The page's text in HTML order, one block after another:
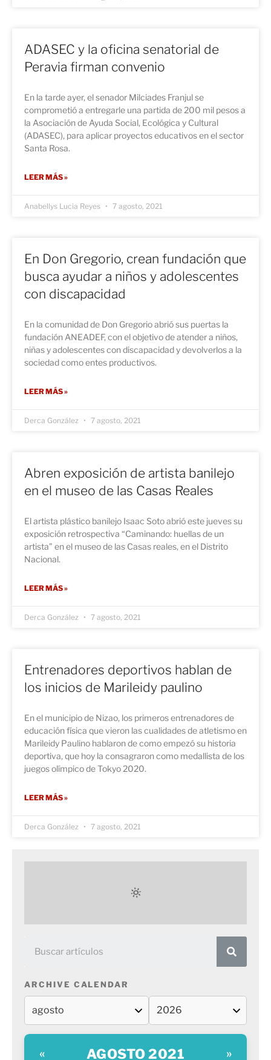
ADASEC y la oficina senatorial de
Peravia firman convenio
En la tarde ayer, el senador Milciades Franjul se
comprometió a entregarle una partida de 200 mil pesos a
la Asociación de Ayuda Social, Ecológica y Cultural
(ADASEC), para aplicar proyectos educativos en el sector
Santa Rosa.
LEER MÁS »
Anabellys Lucia Reyes 7 agosto, 2021
En Don Gregorio, crean fundación que
busca ayudar a niños y adolescentes
con discapacidad
En la comunidad de Don Gregorio abrió sus puertas la
fundación ANEADEF, con el objetivo de atender a niños,
niñas y adolescentes con discapacidad y devolverlos a la
sociedad como entes productivos.
LEER MÁS »
Derca González 7 agosto, 2021
Abren exposición de artista banilejo
en el museo de las Casas Reales
El artista plástico banilejo Isaac Soto abrió este jueves su
exposición retrospectiva “Caminando: huellas de un
artista” en el museo de las Casas reales, en el Distrito
Nacional.
LEER MÁS »
Derca González 7 agosto, 2021
Entrenadores deportivos hablan de
los inicios de Marileidy paulino
En el municipio de Nizao, los primeros entrenadores de
educación física que vieron las cualidades de atletismo en
Marileidy Paulino hablaron de como empezó su historia
deportiva, que hoy la consagraron como medallista de los
juegos olímpico de Tokyo 2020.
LEER MÁS »
Derca González 7 agosto, 2021
ARCHIVE CALENDAR
« AGOSTO 2021 »